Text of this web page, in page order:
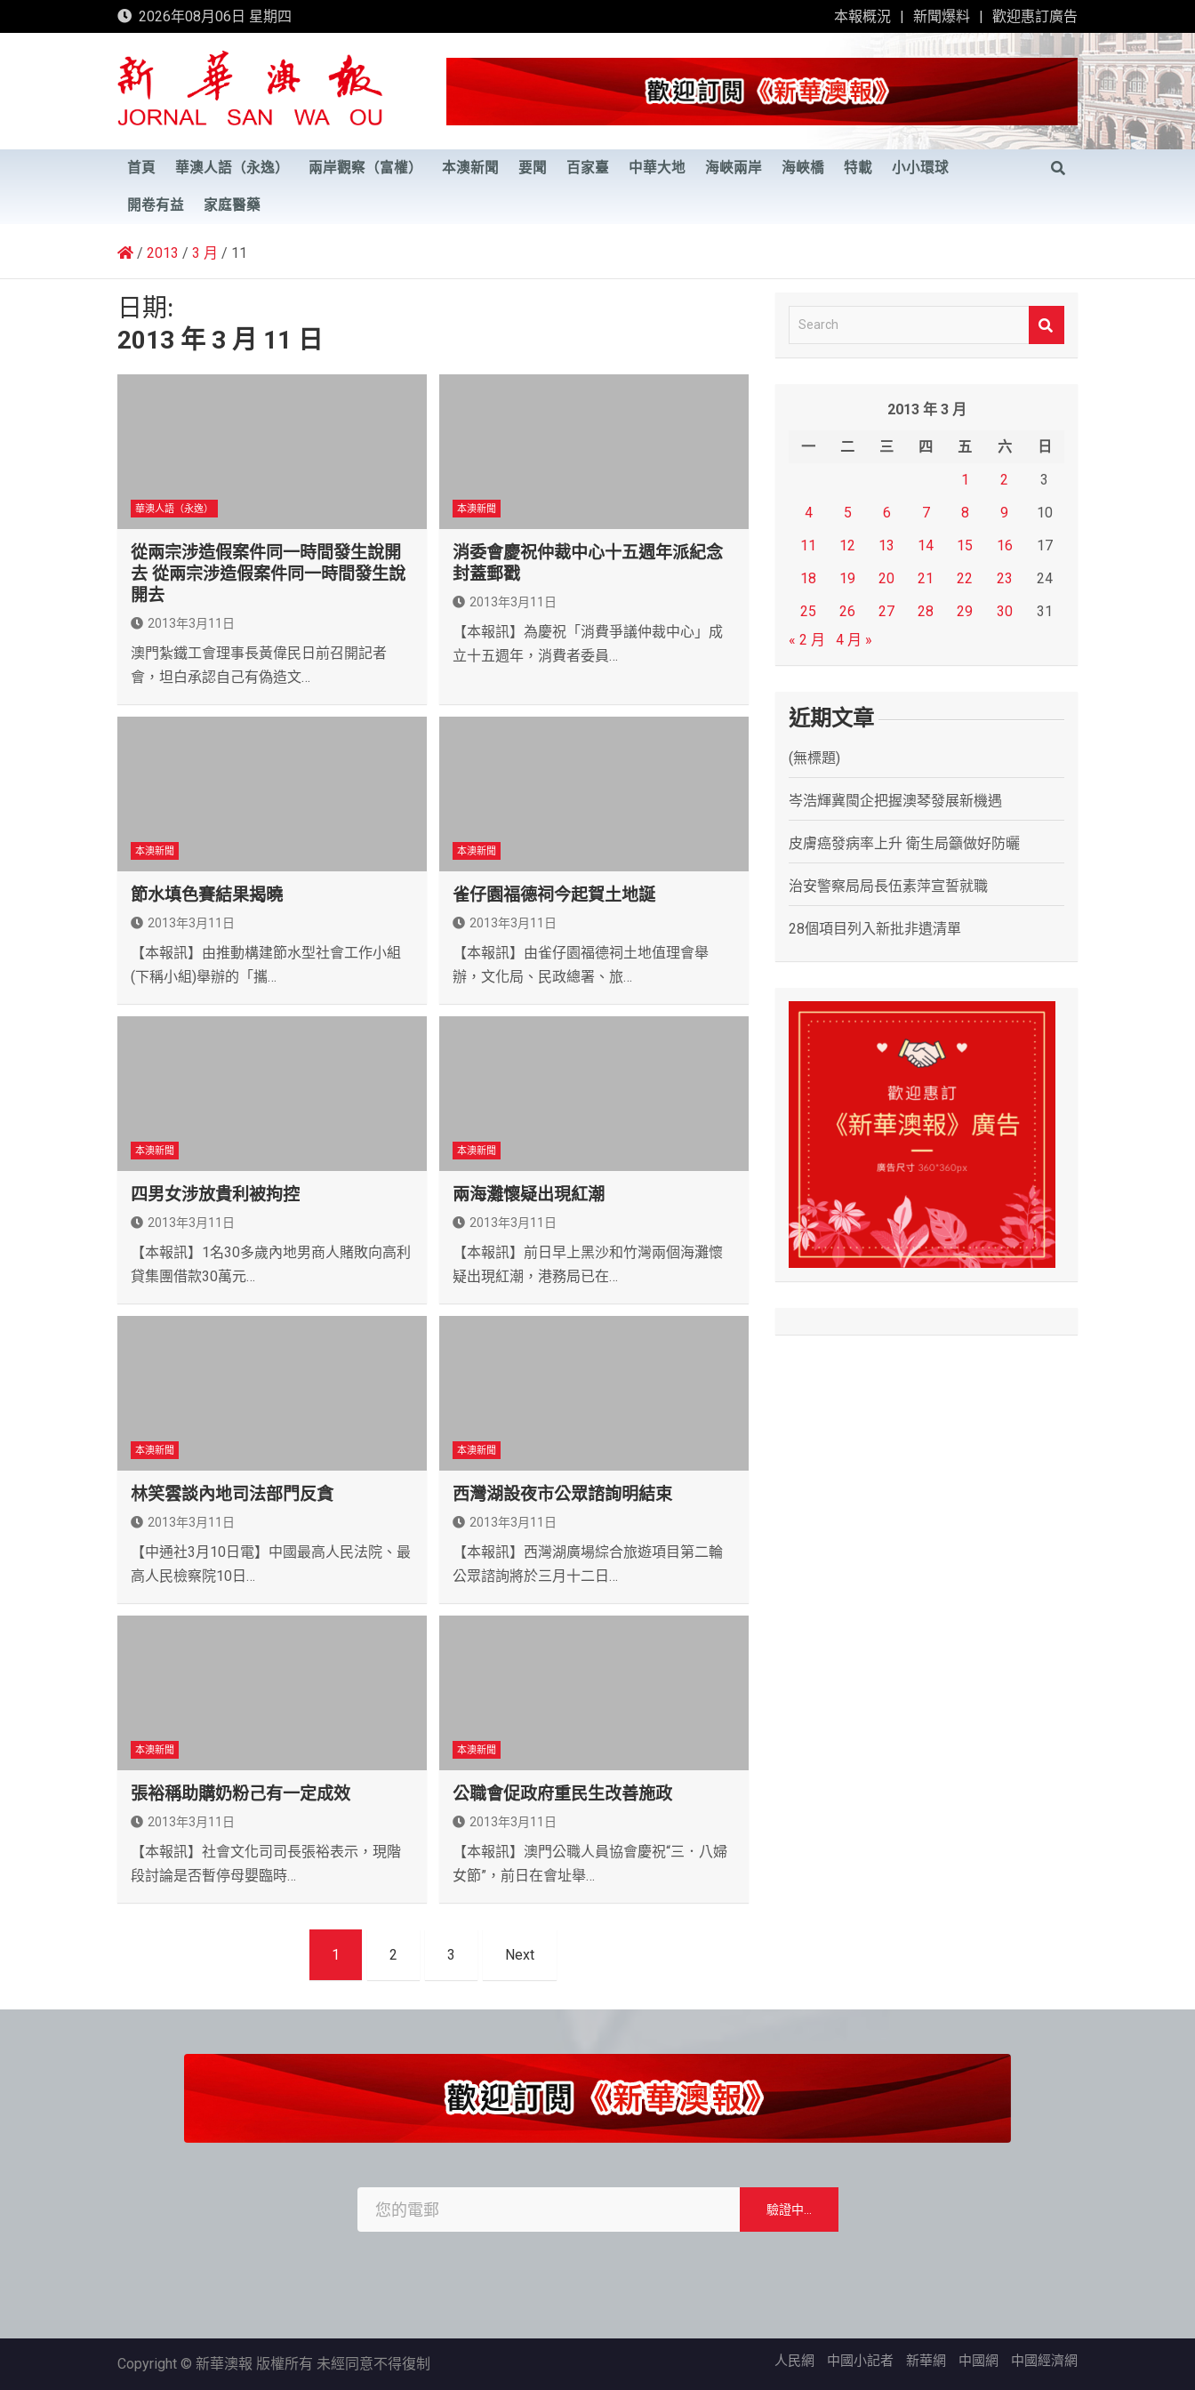
to
2026年08月06日 星期四 本報概況 新聞爆料 歡迎惠訂廣告
新華澳報
首頁 華澳人語（永逸） 兩岸觀察（富權） 本澳新聞 要聞 百家臺 中華大地 海峽兩岸 海峽橋 特載 小小環球
開卷有益 家庭醫藥
2013 3 月 11
日期:
2013 年 3 月 11 日
華澳人語（永逸）
從兩宗涉造假案件同一時間發生說開
去 從兩宗涉造假案件同一時間發生說
開去
2013年3月11日
澳門紮鐵工會理事長黃偉民日前召開記者
會，坦白承認自己有偽造文…
本澳新聞
消委會慶祝仲裁中心十五週年派紀念
封蓋郵戳
2013年3月11日
【本報訊】為慶祝「消費爭議仲裁中心」成
立十五週年，消費者委員…
本澳新聞
節水填色賽結果揭曉
2013年3月11日
【本報訊】由推動構建節水型社會工作小組
(下稱小組)舉辦的「攜…
本澳新聞
雀仔園福德祠今起賀土地誕
2013年3月11日
【本報訊】由雀仔園福德祠土地值理會舉
辦，文化局、民政總署、旅…
本澳新聞
四男女涉放貴利被拘控
2013年3月11日
【本報訊】1名30多歲內地男商人賭敗向高利
貸集團借款30萬元…
本澳新聞
兩海灘懷疑出現紅潮
2013年3月11日
【本報訊】前日早上黑沙和竹灣兩個海灘懷
疑出現紅潮，港務局已在…
本澳新聞
林笑雲談內地司法部門反貪
2013年3月11日
【中通社3月10日電】中國最高人民法院、最
高人民檢察院10日…
本澳新聞
西灣湖設夜市公眾諮詢明結束
2013年3月11日
【本報訊】西灣湖廣場綜合旅遊項目第二輪
公眾諮詢將於三月十二日…
本澳新聞
張裕稱助購奶粉己有一定成效
2013年3月11日
【本報訊】社會文化司司長張裕表示，現階
段討論是否暫停母嬰臨時…
本澳新聞
公職會促政府重民生改善施政
2013年3月11日
【本報訊】澳門公職人員協會慶祝“三．八婦
女節”，前日在會址舉…
導
1 2 3 Next
e
2013 年 3 月
一 二 三 四 五 六
日
1
2
3
4
5 6 7 8 9
10
11
12 13 14 15 16
17
18
19 20 21 22 23
24
25
26 27 28 29 30
31
« 2 月
4 月 »
近期文章
(無標題)
岑浩輝冀閩企把握澳琴發展新機遇
皮膚癌發病率上升 衛生局籲做好防曬
治安警察局局長伍素萍宣誓就職
28個項目列入新批非遺清單
人民網 中國小記者 新華網 中國網 中國經濟網
Copyright © 新華澳報 版權所有 未經同意不得復制